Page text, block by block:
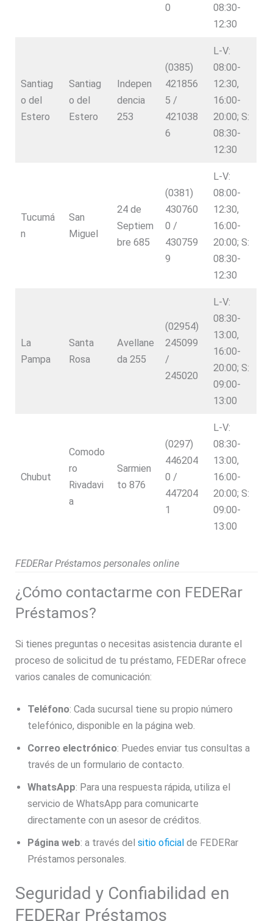
0
08:30-
12:30
Santiag
o del
Estero
Santiag
o del
Estero
Indepen
dencia
253
(0385)
421856
5 /
421038
6
L-V:
08:00-
12:30,
16:00-
20:00; S:
08:30-
12:30
Tucumá
n
San
Miguel
24 de
Septiem
bre 685
(0381)
430760
0 /
430759
9
L-V:
08:00-
12:30,
16:00-
20:00; S:
08:30-
12:30
La
Pampa
Santa
Rosa
Avellane
da 255
(02954)
245099
/
245020
L-V:
08:30-
13:00,
16:00-
20:00; S:
09:00-
13:00
Chubut
Comodo
ro
Rivadavi
a
Sarmien
to 876
(0297)
446204
0 /
447204
1
L-V:
08:30-
13:00,
16:00-
20:00; S:
09:00-
13:00
FEDERar Préstamos personales online
¿Cómo contactarme con FEDERar
Préstamos?
Si tienes preguntas o necesitas asistencia durante el
proceso de solicitud de tu préstamo, FEDERar ofrece
varios canales de comunicación:
Teléfono: Cada sucursal tiene su propio número
telefónico, disponible en la página web.
Correo electrónico: Puedes enviar tus consultas a
través de un formulario de contacto.
WhatsApp: Para una respuesta rápida, utiliza el
servicio de WhatsApp para comunicarte
directamente con un asesor de créditos.
Página web: a través delsitio oficial de FEDERar
Préstamos personales.
Seguridad y Confiabilidad en
FEDERar Préstamos